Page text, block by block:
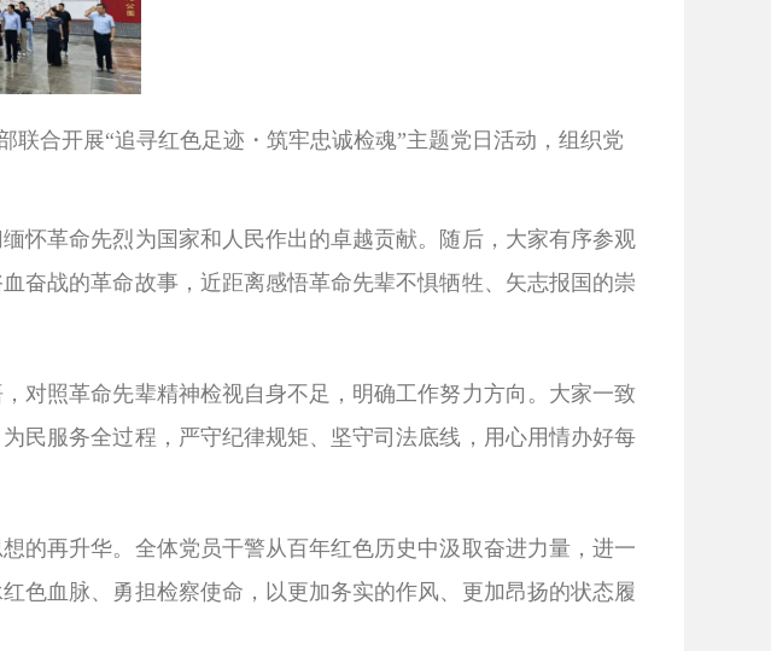
联合开展“追寻红色足迹・筑牢忠诚检魂”主题党日活动，组织党
怀革命先烈为国家和人民作出的卓越贡献。随后，大家有序参观
奋战的革命故事，近距离感悟革命先辈不惧牺牲、矢志报国的崇
对照革命先辈精神检视自身不足，明确工作努力方向。大家一致
民服务全过程，严守纪律规矩、坚守司法底线，用心用情办好每
的再升华。全体党员干警从百年红色历史中汲取奋进力量，进一
色血脉、勇担检察使命，以更加务实的作风、更加昂扬的状态履